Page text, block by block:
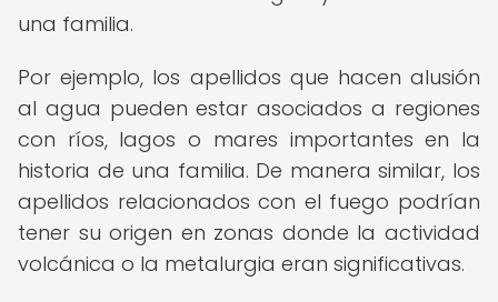
una familia.
Por ejemplo, los apellidos que hacen alusión
al agua pueden estar asociados a regiones
con ríos, lagos o mares importantes en la
historia de una familia. De manera similar, los
apellidos relacionados con el fuego podrían
tener su origen en zonas donde la actividad
volcánica o la metalurgia eran significativas.